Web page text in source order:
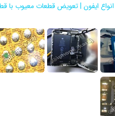
ایفون | تعویض قطعات معیوب با